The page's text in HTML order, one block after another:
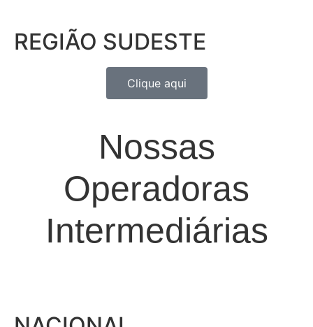
REGIÃO SUDESTE
Clique aqui
Nossas
Operadoras
Intermediárias